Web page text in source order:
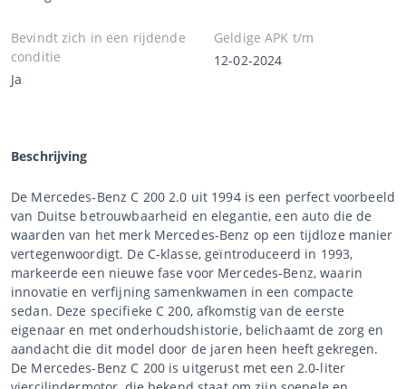
Bevindt zich in een rijdende
conditie
Ja
Geldige APK t/m
12-02-2024
Beschrijving
De Mercedes-Benz C 200 2.0 uit 1994 is een perfect voorbeeld
van Duitse betrouwbaarheid en elegantie, een auto die de
waarden van het merk Mercedes-Benz op een tijdloze manier
vertegenwoordigt. De C-klasse, geïntroduceerd in 1993,
markeerde een nieuwe fase voor Mercedes-Benz, waarin
innovatie en verfijning samenkwamen in een compacte
sedan. Deze specifieke C 200, afkomstig van de eerste
eigenaar en met onderhoudshistorie, belichaamt de zorg en
aandacht die dit model door de jaren heen heeft gekregen.
De Mercedes-Benz C 200 is uitgerust met een 2.0-liter